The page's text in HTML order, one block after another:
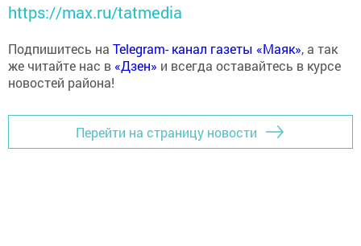
https://max.ru/tatmedia
Подпишитесь на Telegram- канал газеты «Маяк», а так
же читайте нас в «Дзен» и всегда оставайтесь в курсе
новостей района!
Перейти на страницу новости